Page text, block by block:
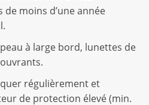
de moins d’une année
à large bord, lunettes de
régulièrement et
de protection élevé (min.